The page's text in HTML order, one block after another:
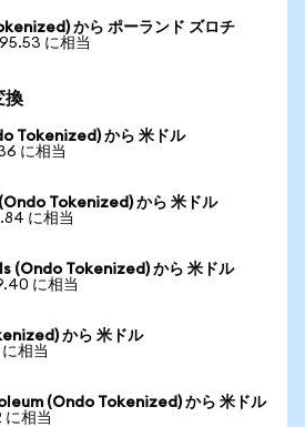
から ポーランド ズロチ
に相当
換
Tokenized) から 米ドル
に相当
Tokenized) から 米ドル
に相当
(Ondo Tokenized) から 米ドル
に相当
から 米ドル
相当
(Ondo Tokenized) から 米ドル
に相当